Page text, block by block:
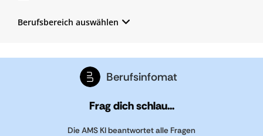
Berufsbereich auswählen
Berufsinfomat
Frag dich schlau...
Die AMS KI beantwortet alle Fragen